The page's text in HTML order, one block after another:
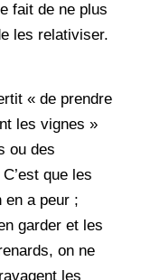
fait de ne plus
les relativiser.
« de prendre
les vignes »
ou des
que les
en a peur ;
garder et les
on ne
les